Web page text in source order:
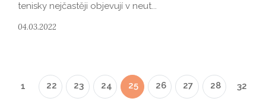
tenisky nejčastěji objevují v neut...
04.03.2022
1 22 23 24 25 26 27 28 32